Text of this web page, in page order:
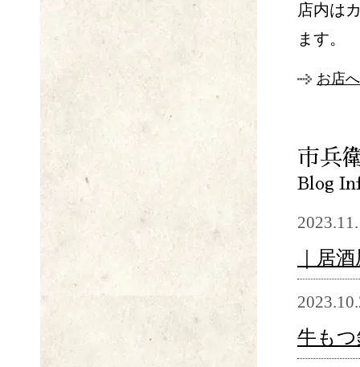
店内は
ます。
お店
市兵
Blog
｜居
牛も